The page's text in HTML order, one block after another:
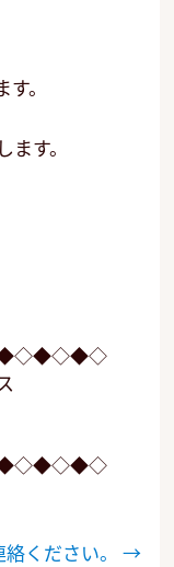
。
す。
ください。 →